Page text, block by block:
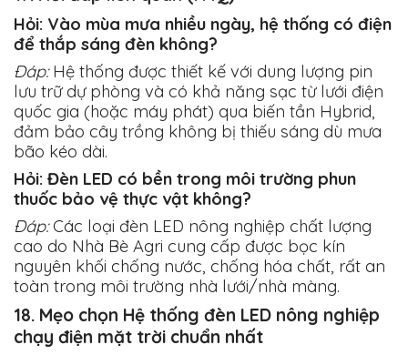
Hỏi: Vào mùa mưa nhiều ngày, hệ thống có điện
để thắp sáng đèn không?
Đáp:Hệ thống được thiết kế với dung lượng pin
lưu trữ dự phòng và có khả năng sạc từ lưới điện
quốc gia (hoặc máy phát) qua biến tần Hybrid,
đảm bảo cây trồng không bị thiếu sáng dù mưa
bão kéo dài.
Hỏi: Đèn LED có bền trong môi trường phun
thuốc bảo vệ thực vật không?
Đáp:Các loại đèn LED nông nghiệp chất lượng
cao do Nhà Bè Agri cung cấp được bọc kín
nguyên khối chống nước, chống hóa chất, rất an
toàn trong môi trường nhà lưới/nhà màng.
18. Mẹo chọn Hệ thống đèn LED nông nghiệp
chạy điện mặt trời chuẩn nhất